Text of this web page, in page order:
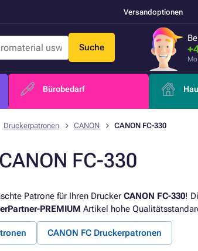
Versandoptionen
Suche
Bürobedarf
Druckerpatronen CANON CANON FC-330
FC-330
Patrone für Ihren Drucker CANON FC-330!
PREMIUM Artikel hohe
CANON FC Druckerpatronen